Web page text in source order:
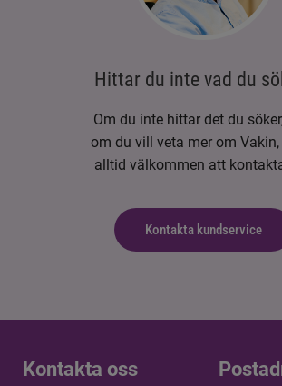
Hittar du inte vad du
Om du inte hittar det du
om du vill veta mer om Vakin,
alltid välkommen att
Kontakta kundservice
Kontakta oss
Kontakta oss